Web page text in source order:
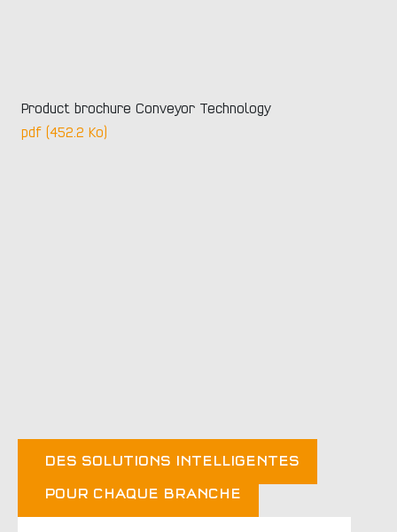
Product brochure Conveyor Technology
pdf (452.2 Ko)
DES SOLUTIONS INTELLIGENTES
POUR CHAQUE BRANCHE